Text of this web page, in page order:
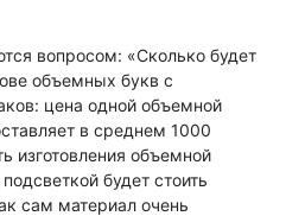
вопросом: «Сколько будет
объемных букв с
цена одной объемной
в среднем 1000
изготовления объемной
будет стоить
сам материал очень